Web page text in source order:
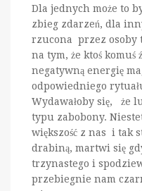
Dla jednych może to
zbieg zdarzeń, dla
rzucona przez osoby
na tym, że ktoś
negatywną energię
odpowiedniego
Wydawałoby się, że
typu zabobony.
większość z nas i tak
drabiną, martwi się
trzynastego i
przebiegnie nam